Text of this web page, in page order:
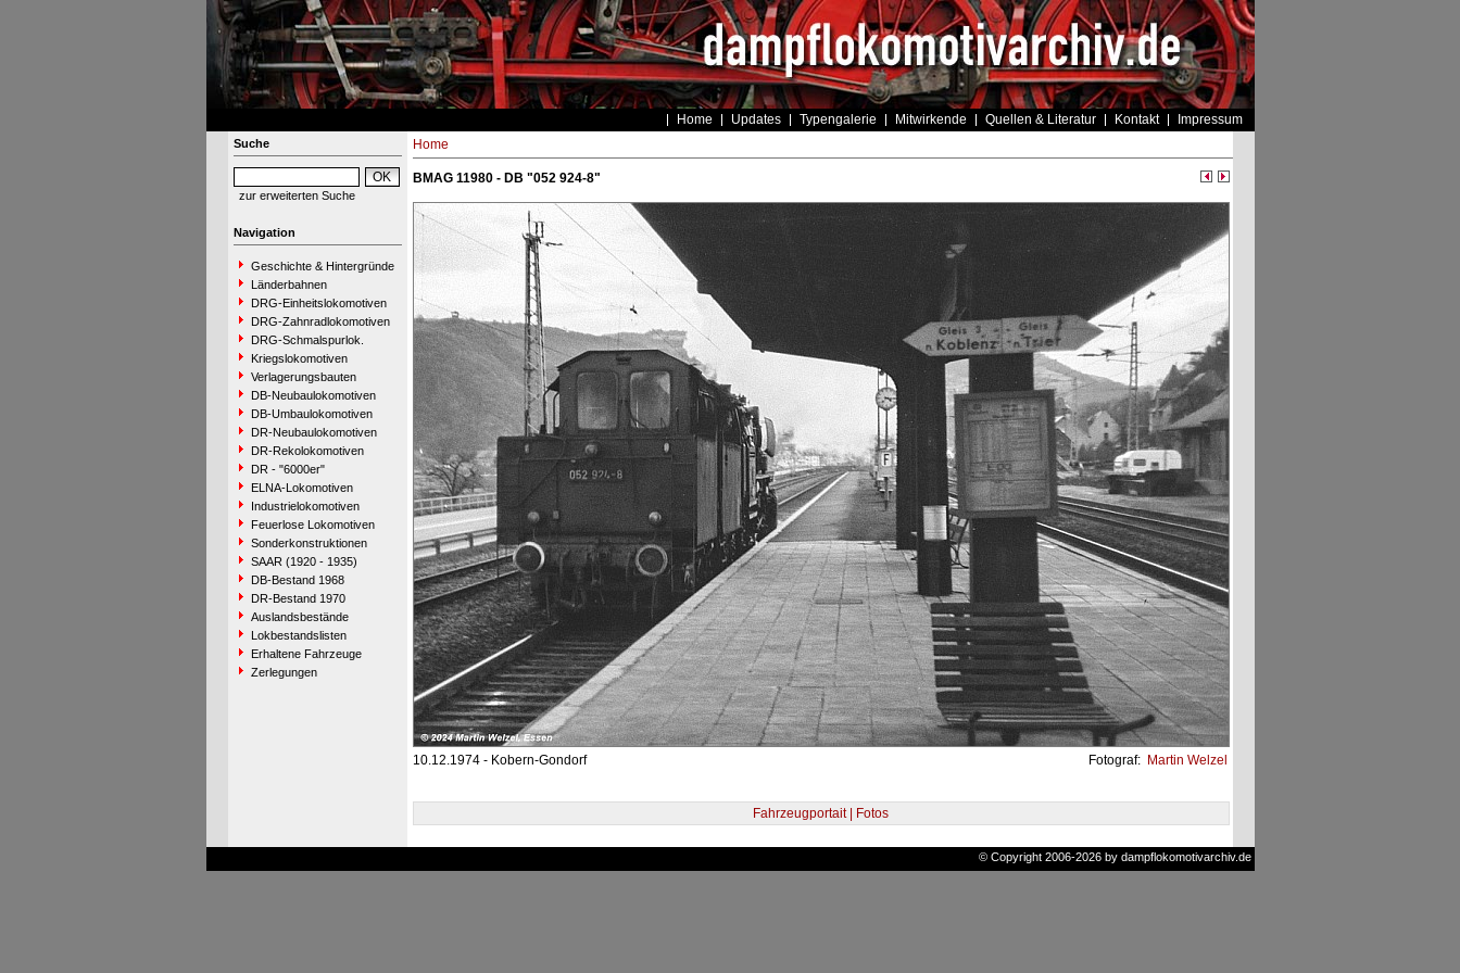
Home Updates Typengalerie Mitwirkende Quellen & Literatur Kontakt Impressum
Suche
zur erweiterten Suche
Navigation
Geschichte & Hintergründe
Länderbahnen
DRG-Einheitslokomotiven
DRG-Zahnradlokomotiven
DRG-Schmalspurlok.
Kriegslokomotiven
Verlagerungsbauten
DB-Neubaulokomotiven
DB-Umbaulokomotiven
DR-Neubaulokomotiven
DR-Rekolokomotiven
DR - "6000er"
ELNA-Lokomotiven
Industrielokomotiven
Feuerlose Lokomotiven
Sonderkonstruktionen
SAAR (1920 - 1935)
DB-Bestand 1968
DR-Bestand 1970
Auslandsbestände
Lokbestandslisten
Erhaltene Fahrzeuge
Zerlegungen
Home
BMAG 11980 - DB "052 924-8"
10.12.1974 - Kobern-Gondorf Fotograf: Martin Welzel
Fahrzeugportait | Fotos
© Copyright 2006-2026 by dampflokomotivarchiv.de